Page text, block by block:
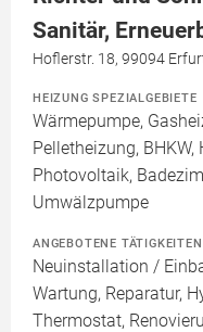
Sanitär,
Hoflerstr. 18, 99094
HEIZUNG SPEZIALGEBIETE
Wärmepumpe,
Pelletheizung,
Photovoltaik,
Umwälzpumpe
ANGEBOTENE TÄTIGKEITEN
Neuinstallation /
Wartung, Reparatur,
Thermostat,